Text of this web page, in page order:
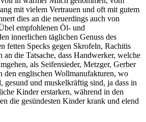
mit vielem Vertrauen und oft mit gutem
dies an die neuerdings auch von
empfohlenen Öl- und
innerlichen täglichen Genuss des
fetten Specks gegen Skrofeln, Rachitis
die Tatsache, dass Handwerker, welche
als Seifensieder, Metzger, Gerber
den englischen Wollmanufakturen, wo
gesund und muskelkräftig sind, ja dass in
Kinder erstarken, während in den
die gesündesten Kinder krank und elend